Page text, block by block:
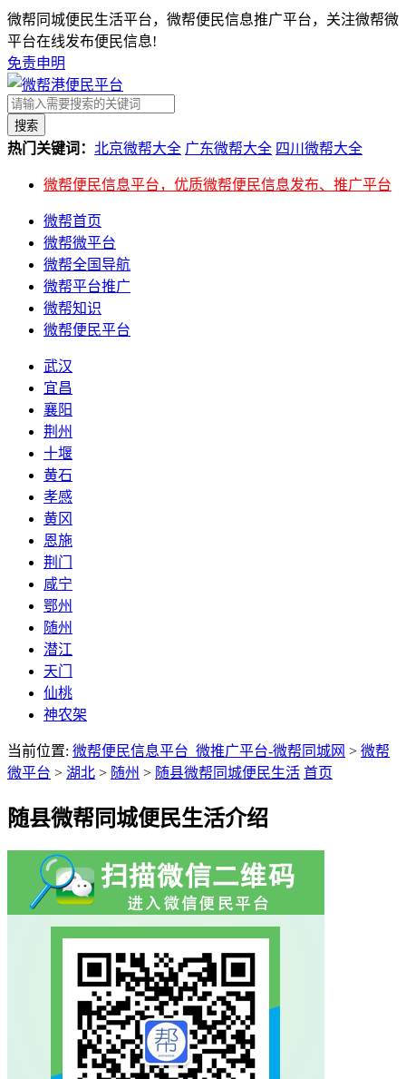
微帮同城便民生活平台，微帮便民信息推广平台，关注微帮微
平台在线发布便民信息!
免责申明
搜索
热门关键词： 北京微帮大全 广东微帮大全 四川微帮大全
微帮便民信息平台，优质微帮便民信息发布、推广平台
微帮首页
微帮微平台
微帮全国导航
微帮平台推广
微帮知识
微帮便民平台
武汉
宜昌
襄阳
荆州
十堰
黄石
孝感
黄冈
恩施
荆门
咸宁
鄂州
随州
潜江
天门
仙桃
神农架
当前位置: 微帮便民信息平台_微推广平台-微帮同城网 > 微帮
微平台 > 湖北 > 随州 > 随县微帮同城便民生活 首页
随县微帮同城便民生活介绍